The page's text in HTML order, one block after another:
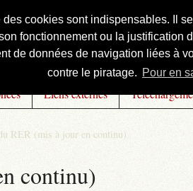
cookies sont indispensables. Il
fonctionnement ou la
de données de navigation liées à
contre le piratage. Pour en
Liens externes
RER (mis à jour en continu)
continu)